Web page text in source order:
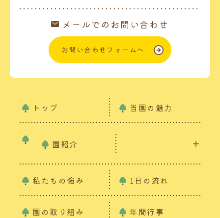
メールでのお問い合わせ
お問い合わせフォームへ
トップ 当園の魅力
園紹介
私たちの強み 1日の流れ
園の取り組み 年間行事